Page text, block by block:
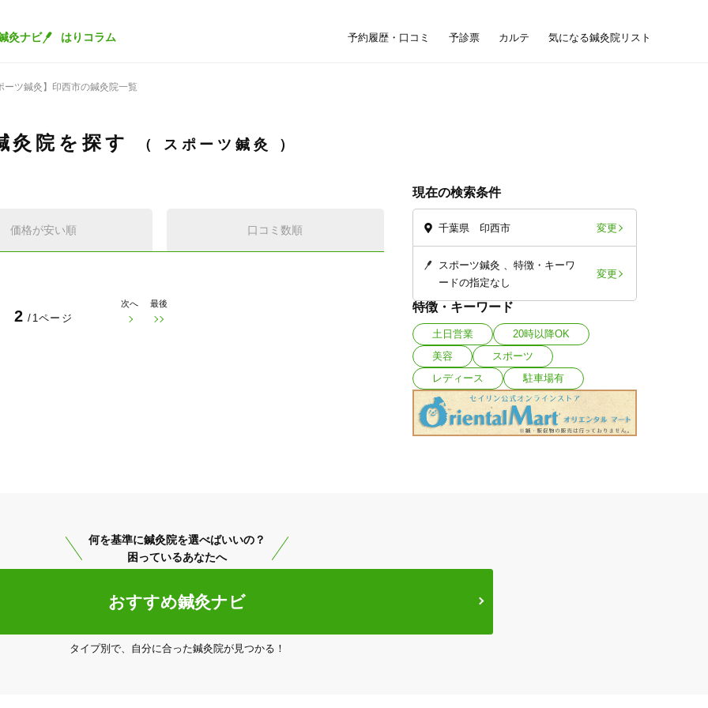
灸ナビ はりコラム 予約履歴・口コミ 予診票 カルテ 気になる鍼灸院リスト
ーツ鍼灸】印西市の鍼灸院一覧
灸院を探す スポーツ鍼灸
現在の検索条件
千葉県 印西市 変更
スポーツ鍼灸
特徴・キーワ
ードの指定なし
変更
特徴・キーワード
土日営業
20時以降OK
美容
スポーツ
レディース
駐車場有
価格が安い順 口コミ数順
2 /1ページ
次へ 最後
何を基準に鍼灸院を選べばいいの？
困っているあなたへ
おすすめ鍼灸ナビ
タイプ別で、自分に合った鍼灸院が見つかる！